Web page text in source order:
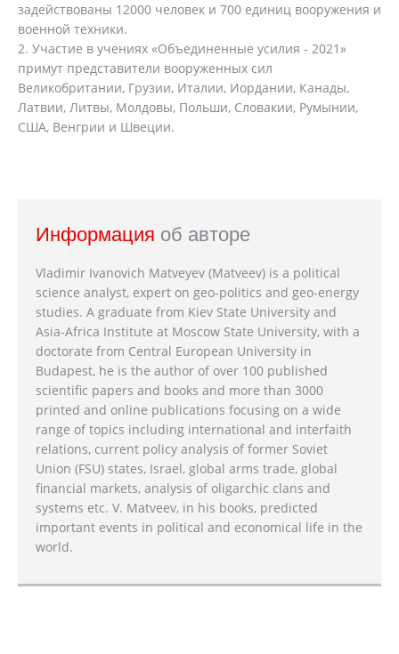
задействованы 12000 человек и 700 единиц вооружения и
военной техники.
Участие в учениях «Объединенные усилия - 2021»
примут представители вооруженных сил
Великобритании, Грузии, Италии, Иордании, Канады,
Латвии, Литвы, Молдовы, Польши, Словакии, Румынии,
США, Венгрии и Швеции.
Информация об авторе
Vladimir Ivanovich Matveyev (Matveev) is a political
science analyst, expert on geo-politics and geo-energy
studies. A graduate from Kiev State University and
Asia-Africa Institute at Moscow State University, with a
doctorate from Central European University in
Budapest, he is the author of over 100 published
scientific papers and books and more than 3000
printed and online publications focusing on a wide
range of topics including international and interfaith
relations, current policy analysis of former Soviet
Union (FSU) states, Israel, global arms trade, global
financial markets, analysis of oligarchic clans and
systems etc. V. Matveev, in his books, predicted
important events in political and economical life in the
world.